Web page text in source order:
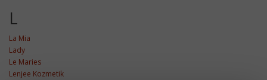
L
La Mia
Lady
Le Maries
Lenjee Kozmetik